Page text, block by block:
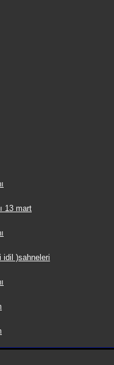
13 mart
idil )sahneleri